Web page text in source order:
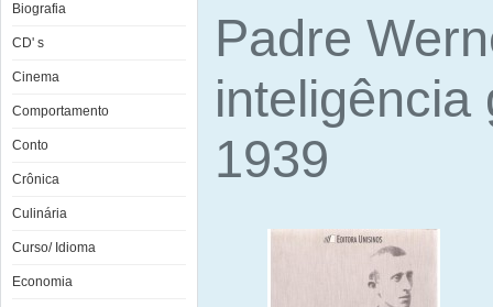
Biografia
CD' s
Cinema
Comportamento
Conto
Crônica
Culinária
Curso/ Idioma
Economia
Padre
inteligência
1939